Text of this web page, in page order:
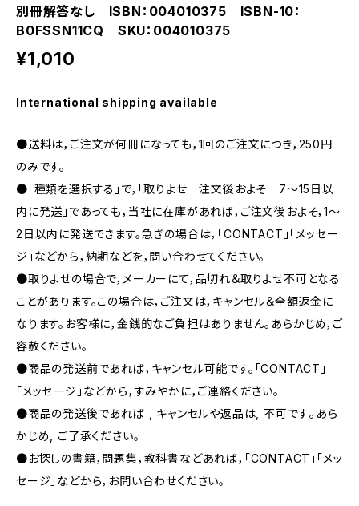
別冊解答なし ISBN：004010375 ISBN-10：
B0FSSN11CQ SKU：004010375
¥1,010
International shipping available
●送料は，ご注文が何冊になっても，1回のご注文につき，250円
のみです。
●「種類を選択する」で，「取りよせ 注文後およそ 7〜15日以
内に発送」であっても，当社に在庫があれば，ご注文後およそ，1〜
2日以内に発送できます。急ぎの場合は，「CONTACT」「メッセー
ジ」などから，納期などを，問い合わせてください。
●取りよせの場合で，メーカーにて，品切れ＆取りよせ不可となる
ことがあります。この場合は，ご注文は，キャンセル＆全額返金に
なります。お客様に，金銭的なご負担はありません。あらかじめ，ご
容赦ください。
●商品の発送前であれば，キャンセル可能です。「CONTACT」
「メッセージ」などから，すみやかに，ご連絡ください。
●商品の発送後であれば , キャンセルや返品は, 不可です｡あら
かじめ, ご了承ください｡
●お探しの書籍，問題集，教科書などあれば，「CONTACT」「メッ
セージ」などから，お問い合わせください。